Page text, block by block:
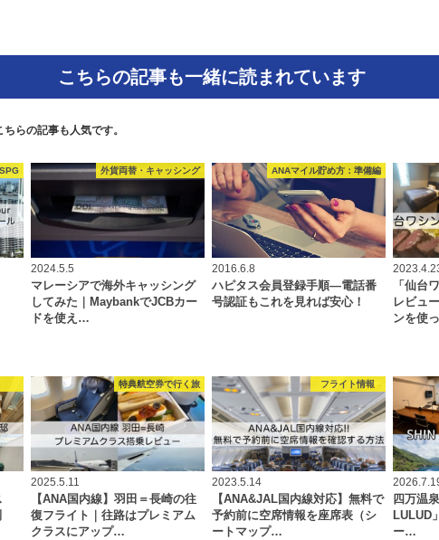
こちらの記事も一緒に読まれています
ちらの記事も人気です。
外貨両替・キャッシング
2024.5.5
マレーシアで海外キャッシング
してみた｜MaybankでJCBカー
ドを使え…
ANAマイル貯め方：準備編
2016.6.8
ハピタス会員登録手順―電話番
号認証もこれを見れば安心！
「仙台
レビュ
ンを使
特典航空券で行く旅
2025.5.11
【ANA国内線】羽田＝長崎の往
復フライト｜往路はプレミアム
クラスにアップ…
フライト情報
2023.5.14
【ANA&JAL国内線対応】無料で
予約前に空席情報を座席表（シ
ートマップ…
四万温
LULUD
ー…